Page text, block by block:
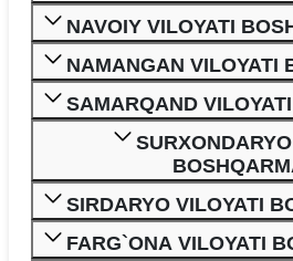
NAVOIY VILOYATI
NAMANGAN VILOYATI
SAMARQAND
SIRDARYO VILOYATI
FARG`ONA VILOYATI